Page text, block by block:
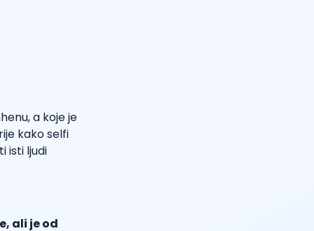
a koje je
kako selfi
isti ljudi
ali je od